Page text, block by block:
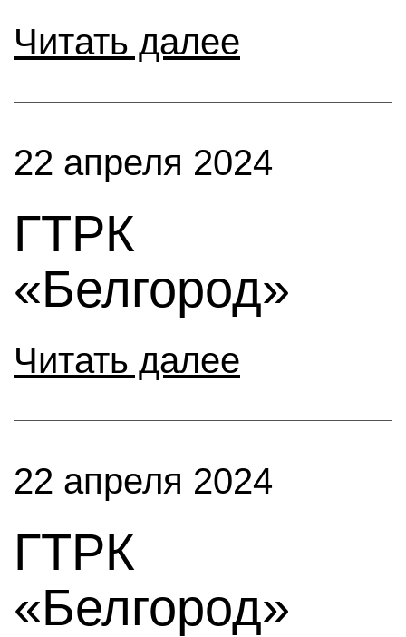
Читать далее
22 апреля 2024
ГТРК
«Белгород»
Читать далее
22 апреля 2024
ГТРК
«Белгород»